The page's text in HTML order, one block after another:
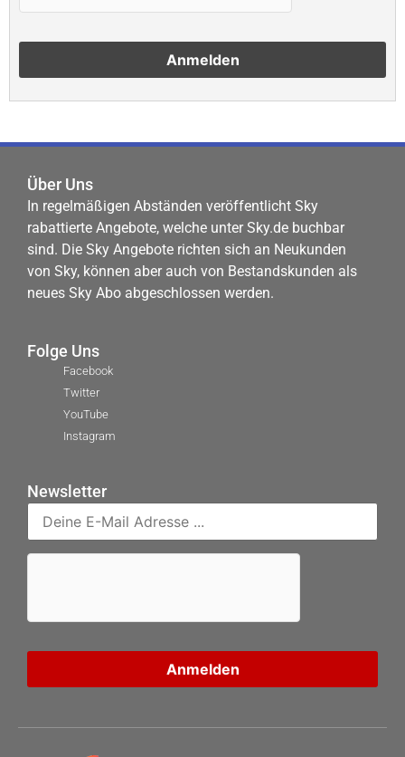
Über Uns
In regelmäßigen Abständen veröffentlicht Sky
rabattierte Angebote, welche unter Sky.de buchbar
sind. Die Sky Angebote richten sich an Neukunden
von Sky, können aber auch von Bestandskunden als
neues Sky Abo abgeschlossen werden.
Folge Uns
Facebook
Twitter
YouTube
Instagram
Newsletter